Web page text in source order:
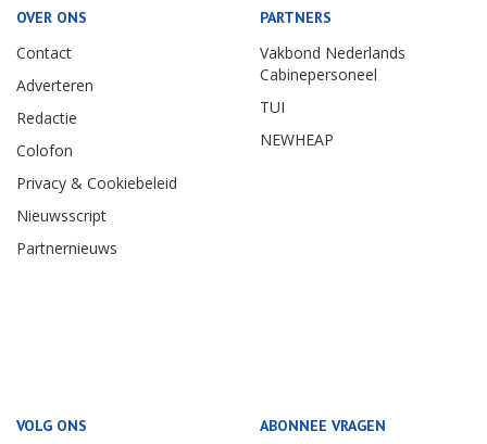
OVER ONS
Contact
Adverteren
Redactie
Colofon
Privacy & Cookiebeleid
Nieuwsscript
Partnernieuws
PARTNERS
Vakbond Nederlands
Cabinepersoneel
TUI
NEWHEAP
VOLG ONS ABONNEE VRAGEN